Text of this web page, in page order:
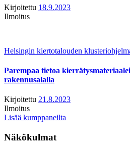
Kirjoitettu 18.9.2023
Ilmoitus
Helsingin kiertotalouden
Parempaa tietoa
rakennusalalla
Kirjoitettu 21.8.2023
Ilmoitus
Lisää kumppaneilta
Näkökulmat